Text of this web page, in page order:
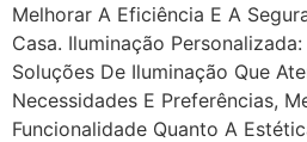
Melhorar A Eficiência E A
Casa. Iluminação
Soluções De Iluminação Que
Necessidades E Preferências,
Funcionalidade Quanto A